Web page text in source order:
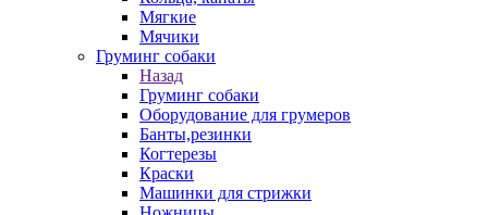
Мягкие
Мячики
Груминг собаки
Назад
Груминг собаки
Оборудование для грумеров
Банты,резинки
Когтерезы
Краски
Машинки для стрижки